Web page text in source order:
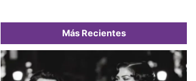
Más Recientes